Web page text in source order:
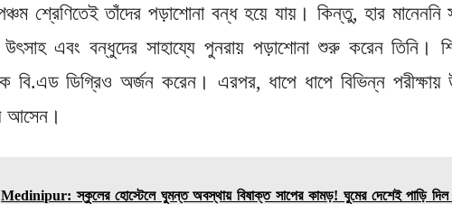
শ্রেণিতেই তাঁদের পড়াশোনা বন্ধ হয়ে যায়। কিন্তু, হার
উৎসাহ এবং বন্ধুদের সাহায্যে পুনরায় পড়াশোনা শুরু করেন তিনি।
বি.এড ডিগ্রিও অর্জন করেন। এরপর, ধাপে ধাপে বিভিন্ন পরীক্ষায়
আসেন।
Medinipur: স্কুলের হোস্টেলে ঘুমন্ত অবস্থায় বিষাক্ত সাপের কামড়! ঘুমের দেশেই পাড়ি দিল